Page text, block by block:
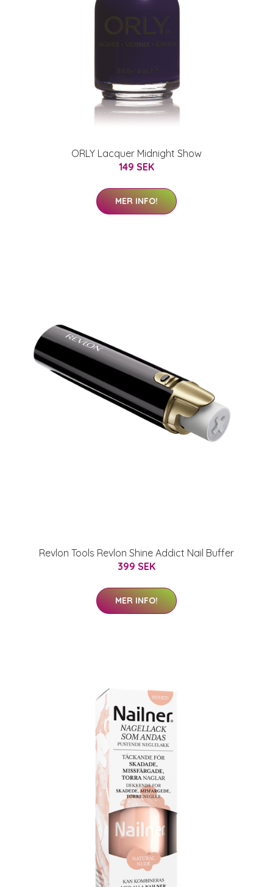
ORLY Lacquer Midnight Show
149 SEK
MER INFO!
Revlon Tools Revlon Shine Addict Nail Buffer
399 SEK
MER INFO!